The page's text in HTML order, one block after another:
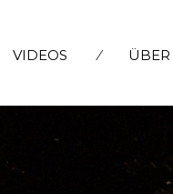
VIDEOS